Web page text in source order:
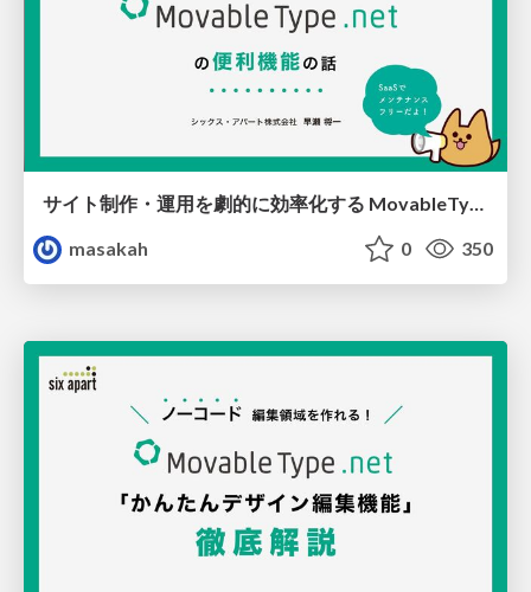
サイト制作・運用を劇的に効率化する MovableType.net の便利機能の話
masakah
0 350